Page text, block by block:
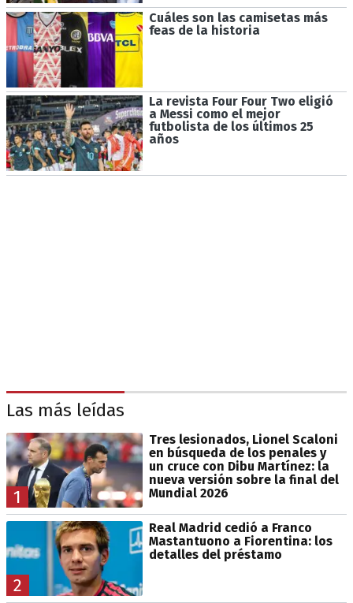
Cuáles son las camisetas más
feas de la historia
La revista Four Four Two eligió
a Messi como el mejor
futbolista de los últimos 25
años
Las más leídas
1
Tres lesionados, Lionel Scaloni
en búsqueda de los penales y
un cruce con Dibu Martínez: la
nueva versión sobre la final del
Mundial 2026
2
Real Madrid cedió a Franco
Mastantuono a Fiorentina: los
detalles del préstamo